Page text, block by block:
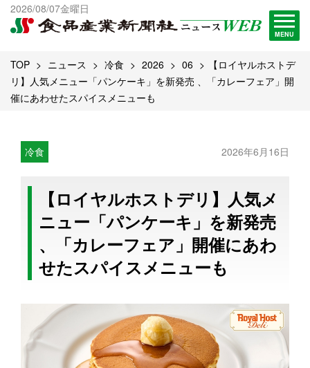
2026/08/07金曜日
MENU
出版物一覧へ
試読・購読申し込み
TOP ニュース 冷食 2026 06
【ロイヤルホストデ
リ】人気メニュー「パンケーキ」を新発売 、「カレーフェア」開
催にあわせたスパイスメニューも
冷食 2026年6月16日
【ロイヤルホストデリ】人気メ
ニュー「パンケーキ」を新発売
、「カレーフェア」開催にあわ
せたスパイスメニューも